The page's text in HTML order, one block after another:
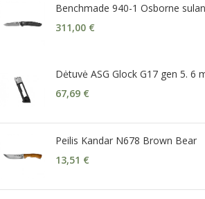
Benchmade 940-1 Osborne
311,00 €
Dėtuvė ASG Glock G17 gen 5. 6
67,69 €
Peilis Kandar N678 Brown Bear
13,51 €